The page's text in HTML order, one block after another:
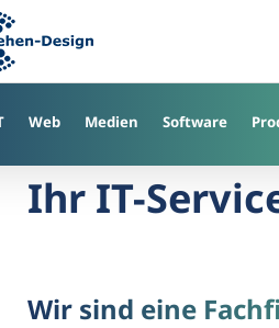
Web Medien Software
Ihr IT-
Wir sind eine